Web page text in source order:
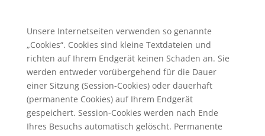
Unsere Internetseiten verwenden so genannte
„Cookies“. Cookies sind kleine Textdateien und
richten auf Ihrem Endgerät keinen Schaden an. Sie
werden entweder vorübergehend für die Dauer
einer Sitzung (Session-Cookies) oder dauerhaft
(permanente Cookies) auf Ihrem Endgerät
gespeichert. Session-Cookies werden nach Ende
Ihres Besuchs automatisch gelöscht. Permanente